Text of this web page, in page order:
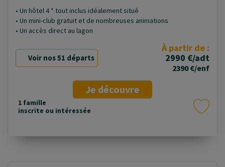
• Un hôtel 4 * tout inclus idéalement situé
• Un mini-club gratuit et de nombreuses animations
• Un accès direct au lagon
Voir nos 51 départs
À partir de :
2990 €/adt
2390 €/enf
Je découvre
1 famille
inscrite ou intéressée